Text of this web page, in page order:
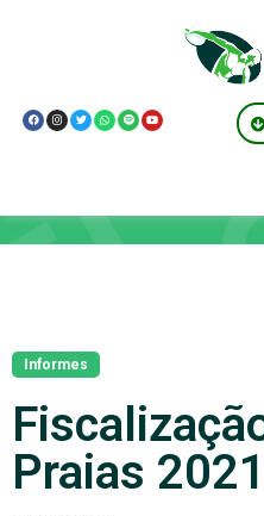
Informes
Praias 2021